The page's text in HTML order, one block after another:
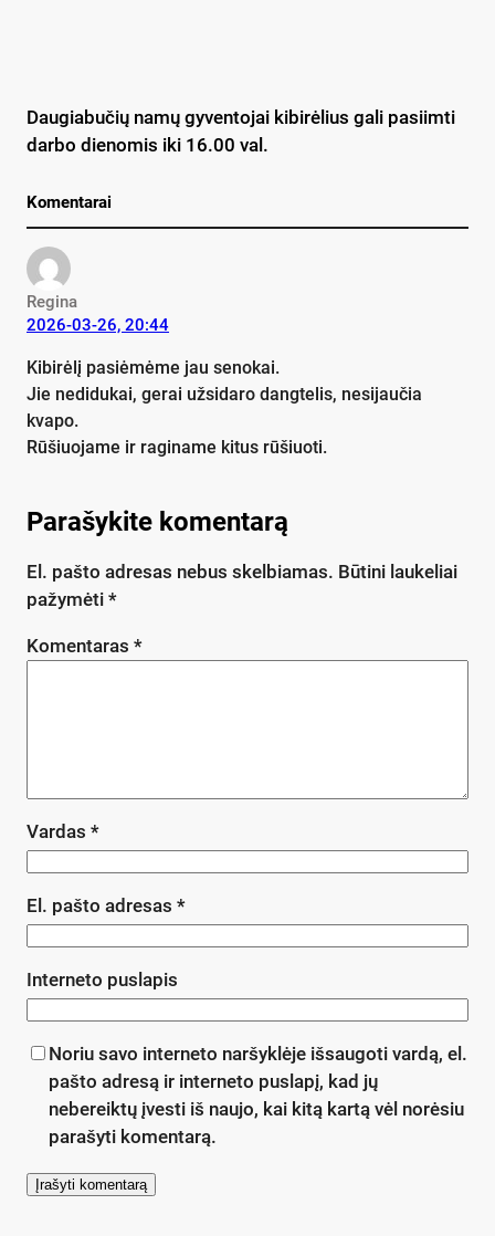
Daugiabučių namų gyventojai kibirėlius gali pasiimti
darbo dienomis iki 16.00 val.
Komentarai
Regina
2026-03-26, 20:44
Kibirėlį pasiėmėme jau senokai.
Jie nedidukai, gerai užsidaro dangtelis, nesijaučia
kvapo.
Rūšiuojame ir raginame kitus rūšiuoti.
Parašykite komentarą
El. pašto adresas nebus skelbiamas. Būtini laukeliai
pažymėti *
Komentaras *
Vardas *
El. pašto adresas *
Interneto puslapis
Noriu savo interneto naršyklėje išsaugoti vardą, el.
pašto adresą ir interneto puslapį, kad jų
nebereiktų įvesti iš naujo, kai kitą kartą vėl norėsiu
parašyti komentarą.